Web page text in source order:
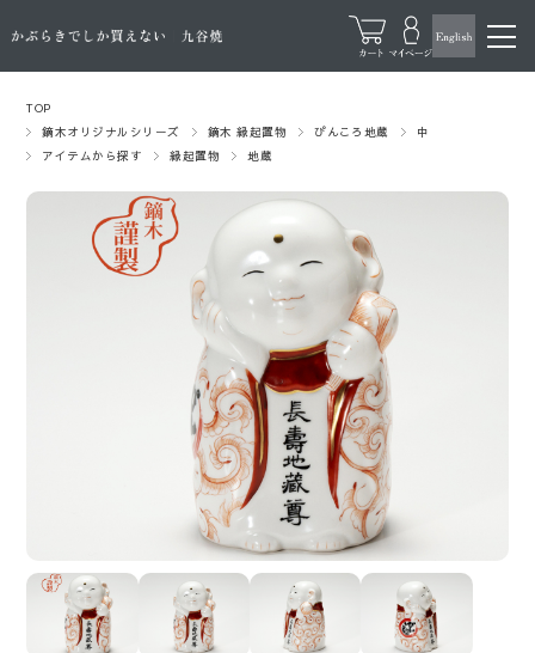
TOP
鏑木オリジナルシリーズ
鏑木 縁起置物 ぴんころ地蔵
中
アイテムから探す
縁起置物 地蔵